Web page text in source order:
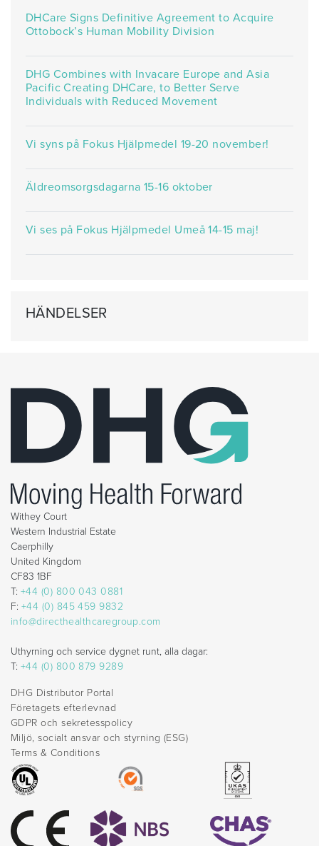
DHCare Signs Definitive Agreement to Acquire
Ottobock’s Human Mobility Division
DHG Combines with Invacare Europe and Asia
Pacific Creating DHCare, to Better Serve
Individuals with Reduced Movement
Vi syns på Fokus Hjälpmedel 19-20 november!
Äldreomsorgsdagarna 15-16 oktober
Vi ses på Fokus Hjälpmedel Umeå 14-15 maj!
HÄNDELSER
Withey Court
Western Industrial Estate
Caerphilly
United Kingdom
CF83 1BF
T: +44 (0) 800 043 0881
F: +44 (0) 845 459 9832
info@directhealthcaregroup.com
Uthyrning och service dygnet runt, alla dagar:
T: +44 (0) 800 879 9289
DHG Distributor Portal
Företagets efterlevnad
GDPR och sekretesspolicy
Miljö, socialt ansvar och styrning (ESG)
Terms & Conditions